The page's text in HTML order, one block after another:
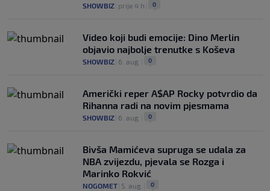
SHOWBIZ prije 4 h 0
Video koji budi emocije: Dino Merlin
objavio najbolje trenutke s Koševa
SHOWBIZ 6. aug. 0
Američki reper A$AP Rocky potvrdio da
Rihanna radi na novim pjesmama
SHOWBIZ 6. aug. 0
Bivša Mamićeva supruga se udala za
NBA zvijezdu, pjevala se Rozga i
Marinko Rokvić
NOGOMET 5. aug. 0